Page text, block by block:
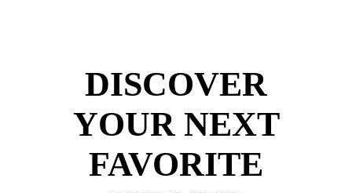
DISCOVER
YOUR NEXT
FAVORITE